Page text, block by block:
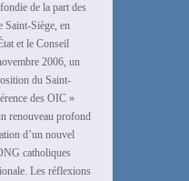
de la part des
Saint-Siège, en
et le Conseil
2006, un
du Saint-
des OIC »
renouveau profond
d’un nouvel
catholiques
Les réflexions